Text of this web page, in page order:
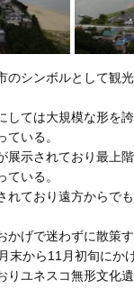
のシンボルとして観
しては大規模な形を
いる。
展示されており最上
ている。
れており遠方からで
かげで迷わずに散策す
末から11月初旬にか
りユネスコ無形文化